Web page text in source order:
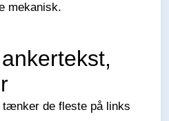
mekanisk.
de fleste på links